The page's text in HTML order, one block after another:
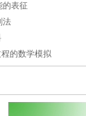
的表征
法
的数学模拟